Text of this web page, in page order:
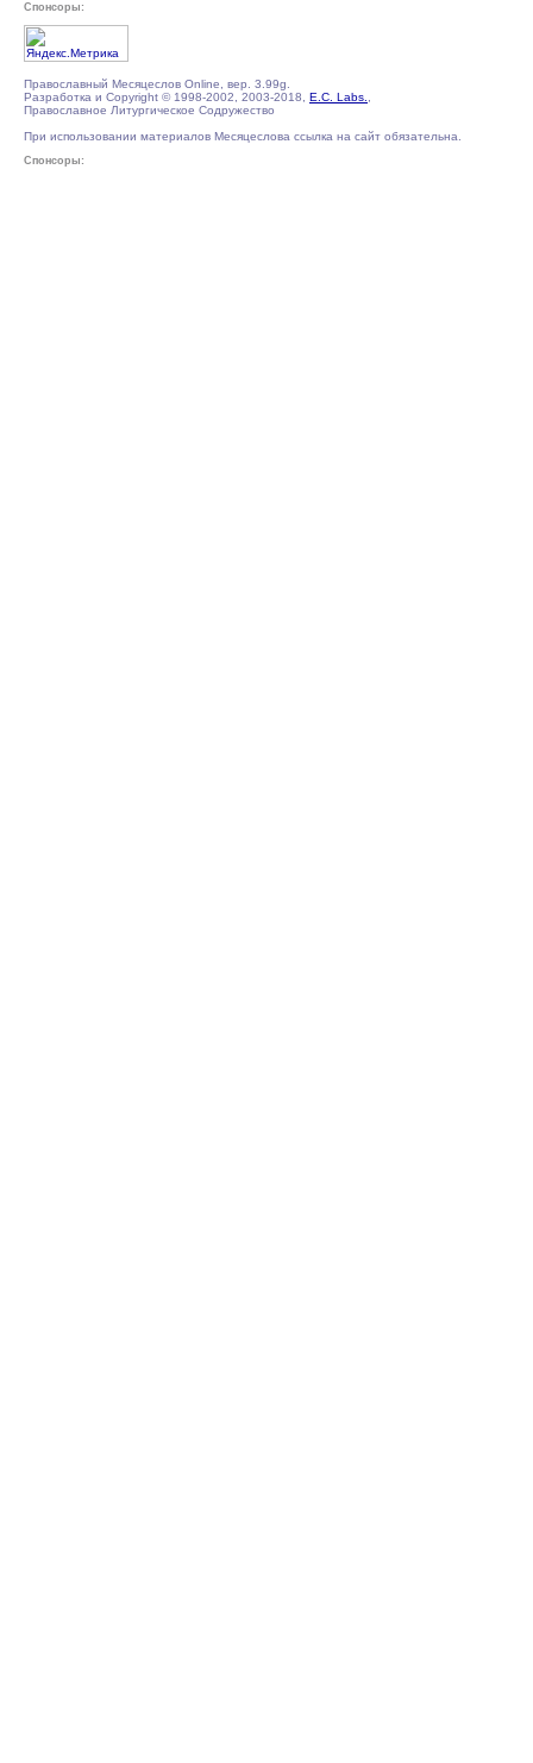
Спонсоры:
Православный Месяцеслов Online, вер. 3.99g.
Разработка и Copyright © 1998-2002, 2003-2018, E.C. Labs.
Православное Литургическое Содружество
При использовании материалов Месяцеслова ссылка на сайт обязательна.
Спонсоры: